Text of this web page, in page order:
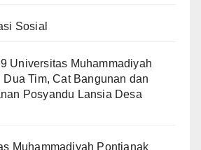
Sosial
Universitas Muhammadiyah
Tim, Cat Bangunan dan
Posyandu Lansia Desa
Muhammadiyah Pontianak